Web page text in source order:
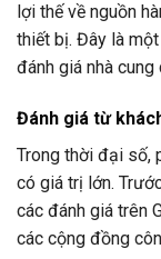
lợi thế về nguồn
thiết bị. Đây là
đánh giá nhà
Đánh giá từ
Trong thời đại số,
có giá trị lớn.
các đánh giá trên
các cộng đồng